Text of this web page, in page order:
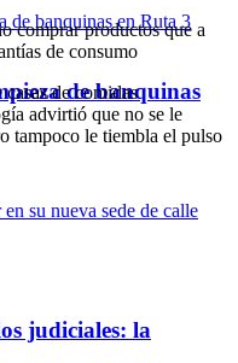
de banquinas
judiciales: la
comprar productos que a
de consumo
de comidas
advirtió que no se le
tampoco le tiembla el pulso